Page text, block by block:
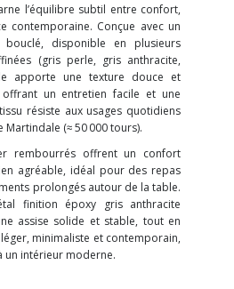
l’équilibre subtil entre confort,
contemporaine. Conçue avec un
bouclé, disponible en plusieurs
(gris perle, gris anthracite,
apporte une texture douce et
un entretien facile et une
résiste aux usages quotidiens
Martindale (≈ 50 000 tours).
rembourrés offrent un confort
agréable, idéal pour des repas
prolongés autour de la table.
finition époxy gris anthracite
assise solide et stable, tout en
minimaliste et contemporain,
un intérieur moderne.